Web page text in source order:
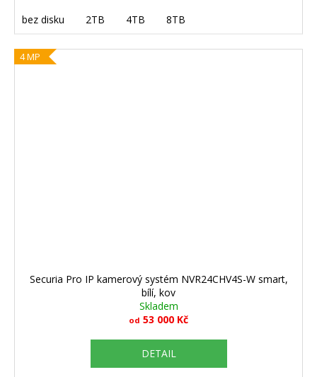
bez disku 2TB 4TB 8TB
4 MP
Securia Pro IP kamerový systém NVR24CHV4S-W smart,
bílí, kov
Skladem
od 53 000 Kč
DETAIL